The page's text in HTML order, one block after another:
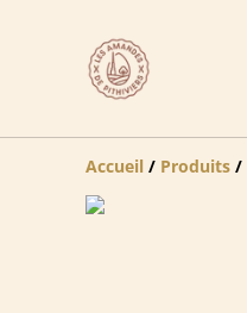
Accueil / Produits /